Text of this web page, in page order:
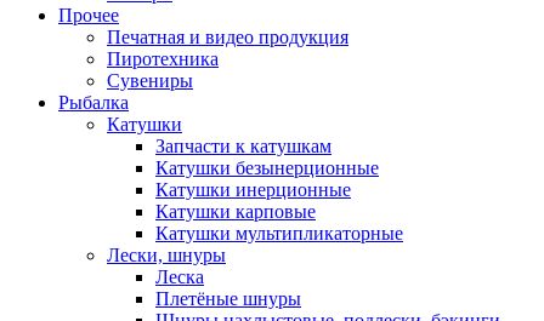
Прочее
Печатная и видео продукция
Пиротехника
Сувениры
Рыбалка
Катушки
Запчасти к катушкам
Катушки безынерционные
Катушки инерционные
Катушки карповые
Катушки мультипликаторные
Лески, шнуры
Леска
Плетёные шнуры